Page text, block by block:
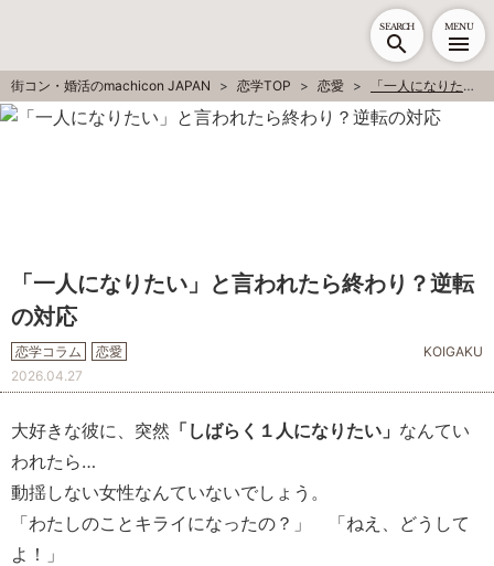
SEARCH MENU
街コン・婚活のmachicon JAPAN 恋学TOP 恋愛 「一人になりたい」と言われたら終わり？逆転の対応
「一人になりたい」と言われたら終わり？逆転
の対応
恋学コラム 恋愛
KOIGAKU
2026.04.27
大好きな彼に、突然 「しばらく１人になりたい」 なんてい
われたら…
動揺しない女性なんていないでしょう。
「わたしのことキライになったの？」 「ねえ、どうして
よ！」